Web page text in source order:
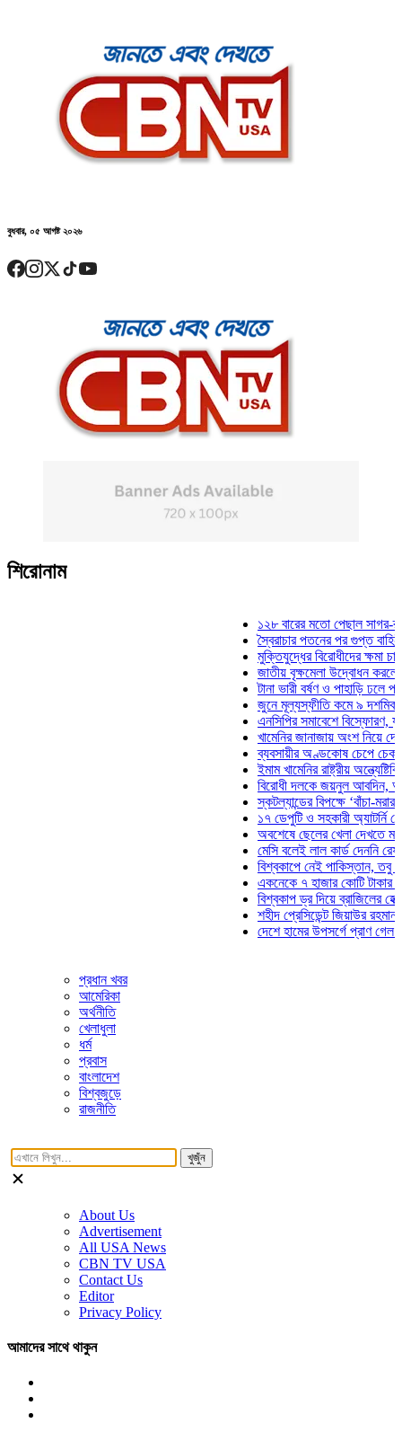
বুধবার, ০৫ আগষ্ট ২০২৬
শিরোনাম
১২৮ বারের মতো পেছাল সাগর-রুনি
স্বৈরাচার পতনের পর গুপ্ত বাহিনীর
মুক্তিযুদ্ধের বিরোধীদের ক্ষমা চাইতে
জাতীয় বৃক্ষমেলা উদ্বোধন করলেন
টানা ভারী বর্ষণ ও পাহাড়ি ঢলে
জুনে মূল্যস্ফীতি কমে ৯ দশমিক ১৬
এনসিপির সমাবেশে বিস্ফোরণ,
খামেনির জানাজায় অংশ নিয়ে দেশে
ব্যবসায়ীর অণ্ডকোষ চেপে চেক-
ইমাম খামেনির রাষ্ট্রীয়
বিরোধী দলকে জয়নুল আবদিন,
স্কটল্যান্ডের বিপক্ষে ‘বাঁচা-মরার
১৭ ডেপুটি ও সহকারী অ্যাটর্নি
অবশেষে ছেলের খেলা দেখতে মাঠে
মেসি বলেই লাল কার্ড দেননি রেফারি!
বিশ্বকাপে নেই পাকিস্তান, তবু
একনেকে ৭ হাজার কোটি টাকার ৫
বিশ্বকাপ ড্র দিয়ে ব্রাজিলের হেক্সা
শহীদ প্রেসিডেন্ট জিয়াউর রহমান
দেশে হামের উপসর্গে প্রাণ গেল আরও
প্রধান খবর
আমেরিকা
অর্থনীতি
খেলাধুলা
ধর্ম
প্রবাস
বাংলাদেশ
বিশ্বজুড়ে
রাজনীতি
খুজুঁন
About Us
Advertisement
All USA News
CBN TV USA
Contact Us
Editor
Privacy Policy
আমাদের সাথে থাকুন